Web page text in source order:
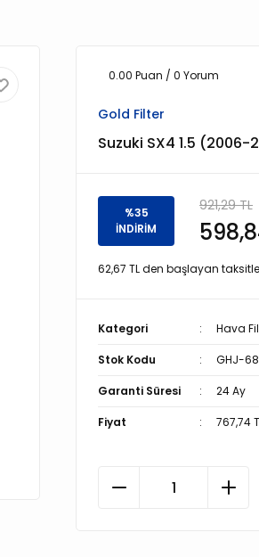
0.00 Puan / 0 Yorum
Gold Filter
Suzuki SX4 1.5 (2006-
%35
İNDİRİM
921,29 TL
62,67 TL den başlayan
Kategori Hava
Stok Kodu GHJ-
Garanti Süresi 24 Ay
Fiyat 767,74